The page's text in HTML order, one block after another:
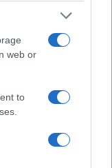
web or
to